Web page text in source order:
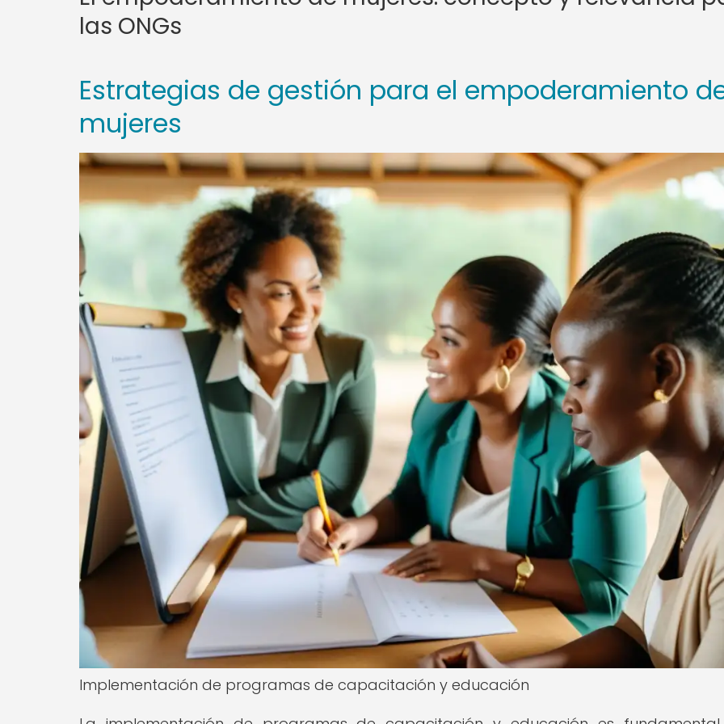
las ONGs
Estrategias de gestión para el empoderamiento
mujeres
Implementación de programas de capacitación y educación